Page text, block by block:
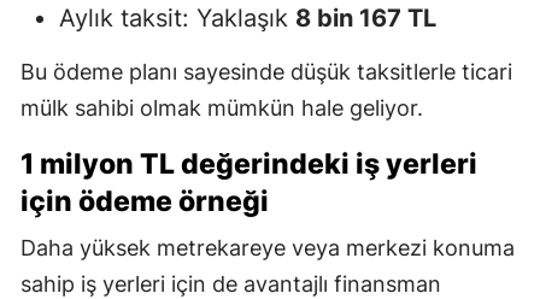
Aylık taksit: Yaklaşık 8 bin 167 TL
Bu ödeme planı sayesinde düşük taksitlerle ticari
mülk sahibi olmak mümkün hale geliyor.
1 milyon TL değerindeki iş yerleri
için ödeme örneği
Daha yüksek metrekareye veya merkezi konuma
sahip iş yerleri için de avantajlı finansman